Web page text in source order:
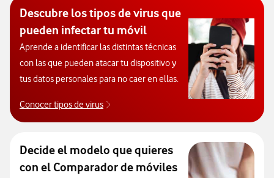
Descubre los tipos de virus que
pueden infectar tu móvil
Aprende a identificar las distintas técnicas
con las que pueden atacar tu dispositivo y
tus datos personales para no caer en ellas.
Conocer tipos de virus
Descubre los tipos de virus que pueden
Decide el modelo que quieres
con el Comparador de móviles